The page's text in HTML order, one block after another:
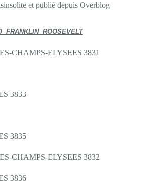
et publié depuis Overblog
FRANKLIN ROOSEVELT